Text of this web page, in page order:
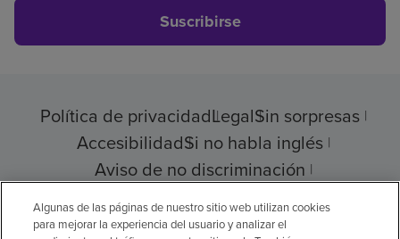
Suscribirse
Política de privacidadLegalSin sorpresas
AccesibilidadSi no habla inglés
Aviso de no discriminación
Cumplimiento de los proveedores
Algunas de las páginas de nuestro sitio web utilizan cookies
para mejorar la experiencia del usuario y analizar el